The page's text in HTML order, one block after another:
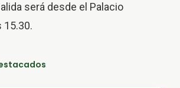
será desde el Palacio
15.30.